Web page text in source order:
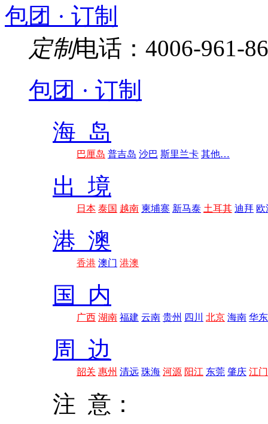
包团 · 订制
定制电话：4006-961-
包团 · 订制
海 岛
巴厘岛 普吉岛 沙巴 斯里兰卡 其他…
出 境
日本 泰国 越南 柬埔寨 新马泰 土耳其 迪拜 欧
港 澳
香港 澳门 港澳
国 内
广西 湖南 福建 云南 贵州 四川 北京 海南 华东
周 边
韶关 惠州 清远 珠海 河源 阳江 东莞 肇庆 江门
注 意：